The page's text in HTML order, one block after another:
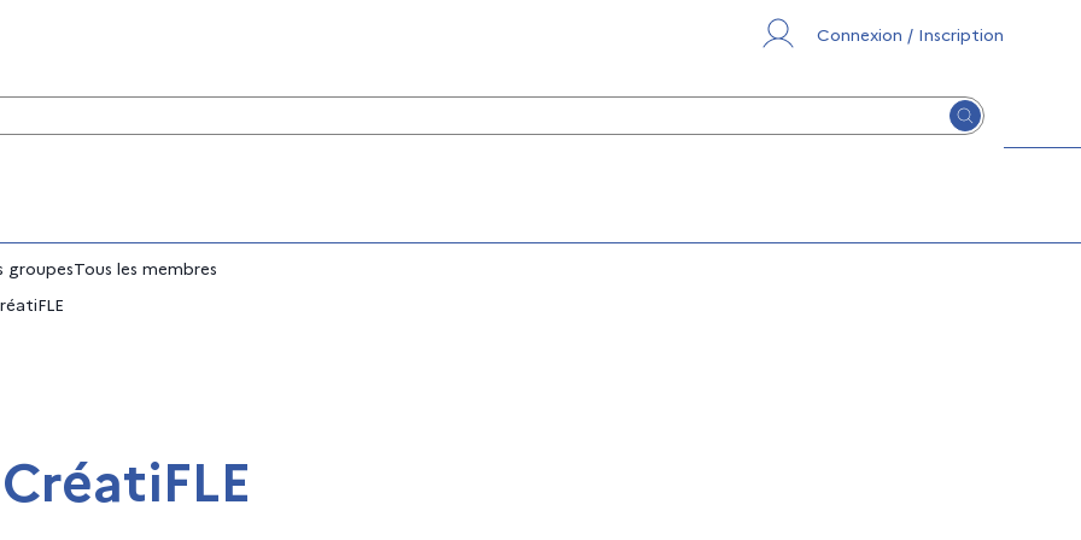
Connexion / Inscription
groupesTous les membres
Lancer la